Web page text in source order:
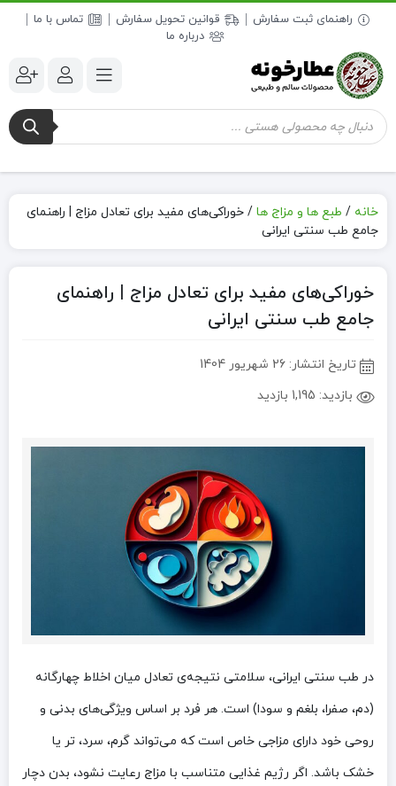
راهنمای ثبت سفارش قوانین تحویل سفارش
تماس با ما
درباره ما
جستجوی
محصولات
خانه / طبع ها و مزاج ها / خوراکی‌های مفید برای تعادل مزاج | راهنمای
جامع طب سنتی ایرانی
خوراکی‌های مفید برای تعادل مزاج | راهنمای
جامع طب سنتی ایرانی
تاریخ انتشار: 26 شهریور 1404
بازدید: 1,195 بازدید
در طب سنتی ایرانی، سلامتی نتیجه‌ی تعادل میان اخلاط چهارگانه
(دم، صفرا، بلغم و سودا) است. هر فرد بر اساس ویژگی‌های بدنی و
روحی خود دارای مزاجی خاص است که می‌تواند گرم، سرد، تر یا
خشک باشد. اگر رژیم غذایی متناسب با مزاج رعایت نشود، بدن دچار